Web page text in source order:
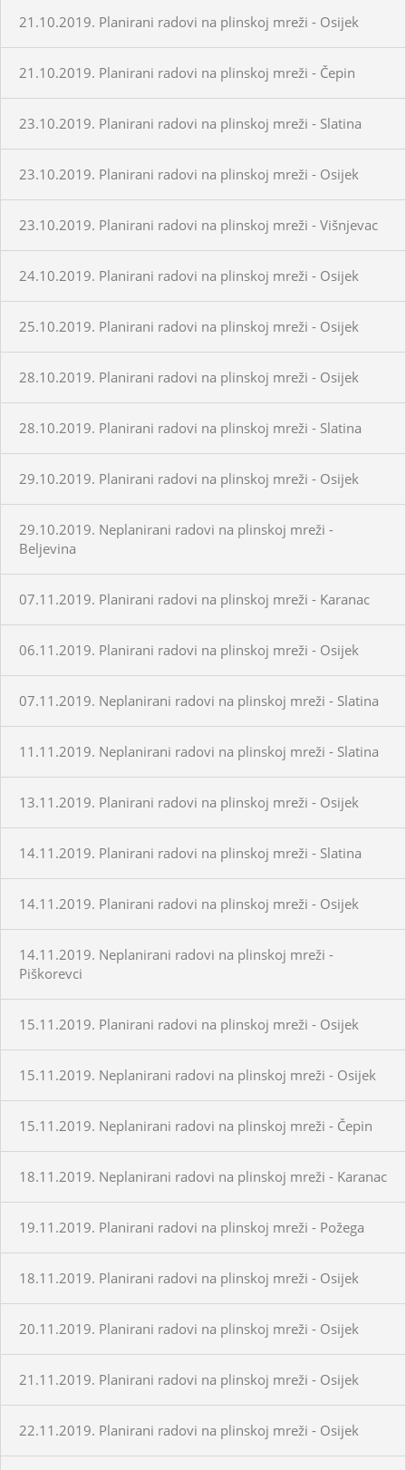
21.10.2019. Planirani radovi na plinskoj mreži - Osijek
21.10.2019. Planirani radovi na plinskoj mreži - Čepin
23.10.2019. Planirani radovi na plinskoj mreži - Slatina
23.10.2019. Planirani radovi na plinskoj mreži - Osijek
23.10.2019. Planirani radovi na plinskoj mreži - Višnjevac
24.10.2019. Planirani radovi na plinskoj mreži - Osijek
25.10.2019. Planirani radovi na plinskoj mreži - Osijek
28.10.2019. Planirani radovi na plinskoj mreži - Osijek
28.10.2019. Planirani radovi na plinskoj mreži - Slatina
29.10.2019. Planirani radovi na plinskoj mreži - Osijek
29.10.2019. Neplanirani radovi na plinskoj mreži -
Beljevina
07.11.2019. Planirani radovi na plinskoj mreži - Karanac
06.11.2019. Planirani radovi na plinskoj mreži - Osijek
07.11.2019. Neplanirani radovi na plinskoj mreži - Slatina
11.11.2019. Neplanirani radovi na plinskoj mreži - Slatina
13.11.2019. Planirani radovi na plinskoj mreži - Osijek
14.11.2019. Planirani radovi na plinskoj mreži - Slatina
14.11.2019. Planirani radovi na plinskoj mreži - Osijek
14.11.2019. Neplanirani radovi na plinskoj mreži -
Piškorevci
15.11.2019. Planirani radovi na plinskoj mreži - Osijek
15.11.2019. Neplanirani radovi na plinskoj mreži - Osijek
15.11.2019. Neplanirani radovi na plinskoj mreži - Čepin
18.11.2019. Neplanirani radovi na plinskoj mreži - Karanac
19.11.2019. Planirani radovi na plinskoj mreži - Požega
18.11.2019. Planirani radovi na plinskoj mreži - Osijek
20.11.2019. Planirani radovi na plinskoj mreži - Osijek
21.11.2019. Planirani radovi na plinskoj mreži - Osijek
22.11.2019. Planirani radovi na plinskoj mreži - Osijek